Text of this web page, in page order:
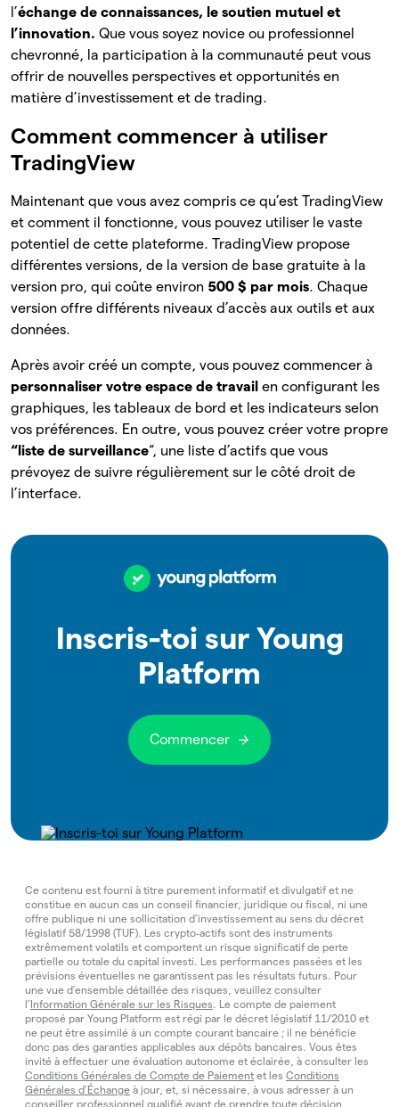
l’échange de connaissances, le soutien mutuel et
l’innovation. Que vous soyez novice ou professionnel
chevronné, la participation à la communauté peut vous
offrir de nouvelles perspectives et opportunités en
matière d’investissement et de trading.
Comment commencer à utiliser
TradingView
Maintenant que vous avez compris ce qu’est TradingView
et comment il fonctionne, vous pouvez utiliser le vaste
potentiel de cette plateforme. TradingView propose
différentes versions, de la version de base gratuite à la
version pro, qui coûte environ 500 $ par mois. Chaque
version offre différents niveaux d’accès aux outils et aux
données.
Après avoir créé un compte, vous pouvez commencer à
personnaliser votre espace de travail en configurant les
graphiques, les tableaux de bord et les indicateurs selon
vos préférences. En outre, vous pouvez créer votre propre
“liste de surveillance“, une liste d’actifs que vous
prévoyez de suivre régulièrement sur le côté droit de
l’interface.
Inscris-toi sur Young
Platform
Commencer
Ce contenu est fourni à titre purement informatif et divulgatif et ne
constitue en aucun cas un conseil financier, juridique ou fiscal, ni une
offre publique ni une sollicitation d’investissement au sens du décret
législatif 58/1998 (TUF). Les crypto‑actifs sont des instruments
extrêmement volatils et comportent un risque significatif de perte
partielle ou totale du capital investi. Les performances passées et les
prévisions éventuelles ne garantissent pas les résultats futurs. Pour
une vue d’ensemble détaillée des risques, veuillez consulter
l’ Information Générale sur les Risques. Le compte de paiement
proposé par Young Platform est régi par le décret législatif 11/2010 et
ne peut être assimilé à un compte courant bancaire ; il ne bénéficie
donc pas des garanties applicables aux dépôts bancaires. Vous êtes
invité à effectuer une évaluation autonome et éclairée, à consulter les
Conditions Générales de Compte de Paiement et les Conditions
Générales d’Échange à jour, et, si nécessaire, à vous adresser à un
conseiller professionnel qualifié avant de prendre toute décision